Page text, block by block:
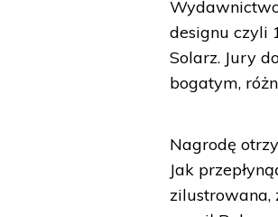
designu czyli
Solarz. Jury
bogatym,
Nagrodę
Jak